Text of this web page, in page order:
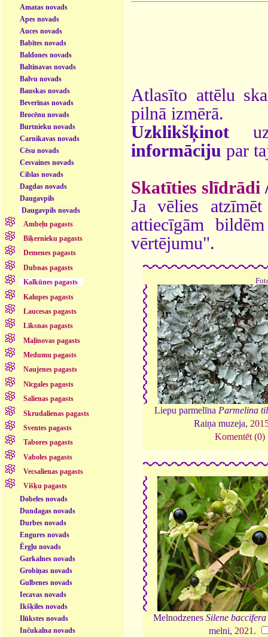
Amatas novads
Apes novads
Auces novads
Babītes novads
Baldones novads
Baltinavas novads
Balvu novads
Bauskas novads
Beverīnas novads
Brocēnu novads
Burtnieku novads
Carnikavas novads
Cēsu novads
Cesvaines novads
Ciblas novads
Dagdas novads
Daugavpils
Daugavpils novads
Ambeļu pagasts
Biķernieku pagasts
Demenes pagasts
Dubnas pagasts
Kalkūnes pagasts
Kalupes pagasts
Laucesas pagasts
Līksnas pagasts
Maļinovas pagasts
Medumu pagasts
Naujenes pagasts
Nīcgales pagasts
Salienas pagasts
Skrudalienas pagasts
Sventes pagasts
Tabores pagasts
Vaboles pagasts
Vecsalienas pagasts
Višķu pagasts
Dobeles novads
Dundagas novads
Durbes novads
Engures novads
Ērgļu novads
Garkalnes novads
Grobiņas novads
Gulbenes novads
Iecavas novads
Ikšķiles novads
Ilūkstes novads
Inčukalna novads
Atlasīto attēlu
pilnā izmērā.
Uzklikšķinot
informāciju par
Skatīties slīdrādi
Ja vēlies
attiecīgām
vērtējumu".
Liepu parmelīna Parmelina
Raiņa muzeja,
Komentēt (0)
MelnodzenesSilene baccifera
melni, 2021 .